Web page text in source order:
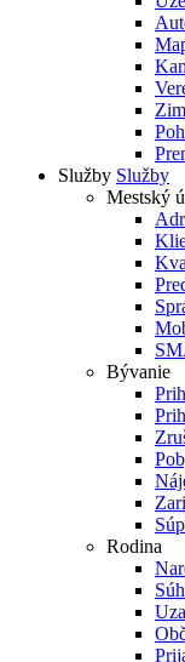
Služby Služby
Mestský
Bývanie
Rodina